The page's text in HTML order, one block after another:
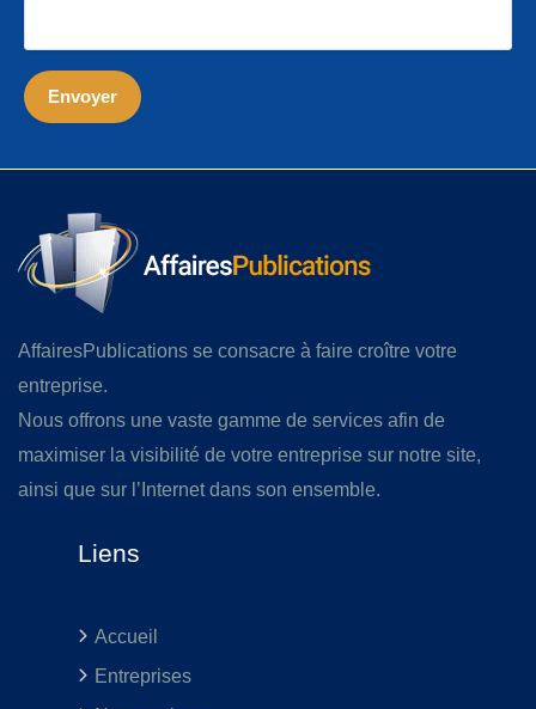
AffairesPublications se consacre à faire croître votre
entreprise.
Nous offrons une vaste gamme de services afin de
maximiser la visibilité de votre entreprise sur notre site,
ainsi que sur l’Internet dans son ensemble.
Liens
Accueil
Entreprises